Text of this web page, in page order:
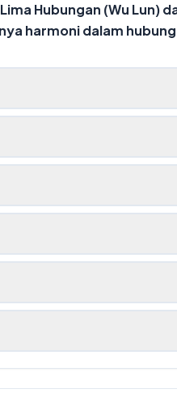
Hubungan (Wu Lun)
harmoni dalam